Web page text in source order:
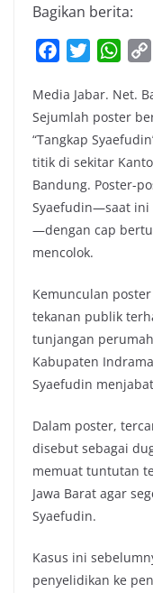
Bagikan berita:
c
e
b
o
o
k
i
t
t
e
r
W
a
t
s
A
p
p
Media Jabar. Net.
Sejumlah poster
“Tangkap
titik di sekitar
Bandung. Poster-
Syaefudin—saat ini
—dengan cap
mencolok.
Kemunculan
tekanan publik
tunjangan
Kabupaten
Syaefudin
Dalam poster,
disebut sebagai
memuat tuntutan
Jawa Barat agar
Syaefudin.
Kasus ini
penyelidikan ke